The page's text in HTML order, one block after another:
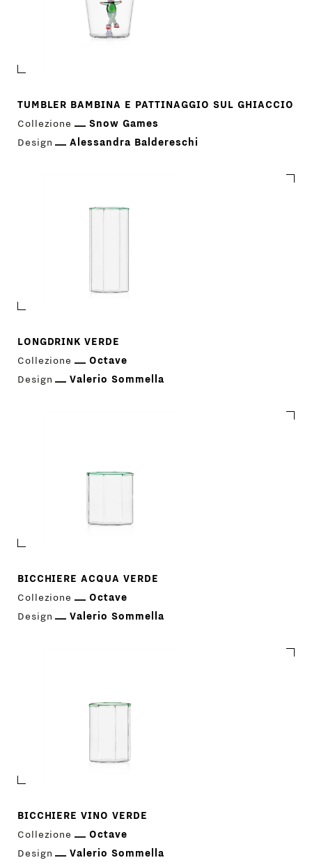
TUMBLER BAMBINA E PATTINAGGIO SUL GHIACCIO
Collezione
Snow Games
Design
Alessandra Baldereschi
LONGDRINK VERDE
Collezione
Octave
Design
Valerio Sommella
BICCHIERE ACQUA VERDE
Collezione
Octave
Design
Valerio Sommella
BICCHIERE VINO VERDE
Collezione
Octave
Design
Valerio Sommella